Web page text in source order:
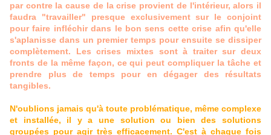
par contre la cause de la crise provient de l'intérieur, alors il
faudra "travailler" presque exclusivement sur le conjoint
pour faire infléchir dans le bon sens cette crise afin qu'elle
s'aplanisse dans un premier temps pour ensuite se dissiper
complètement. Les crises mixtes sont à traiter sur deux
fronts de la même façon, ce qui peut compliquer la tâche et
prendre plus de temps pour en dégager des résultats
tangibles.
N'oublions jamais qu'à toute problématique, même complexe
et installée, il y a une solution ou bien des solutions
groupées pour agir très efficacement. C'est à chaque fois